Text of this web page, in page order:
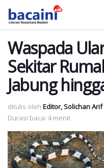
Waspada
Sekitar
Jabung
ditulis oleh Editor, Solichan Arif
Durasi baca: 4 menit